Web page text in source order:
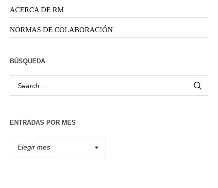
ACERCA DE RM
NORMAS DE COLABORACIÓN
BÚSQUEDA
ENTRADAS POR MES